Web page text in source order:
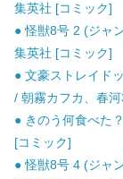
集英社 [コミック]
● 怪獣8号 2 (ジャ
集英社 [コミック]
● 文豪ストレイド
/ 朝霧カフカ、春
● きのう何食べた
[コミック]
● 怪獣8号 4 (ジャ